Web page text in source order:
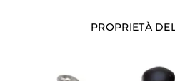
PROPRIETÀ